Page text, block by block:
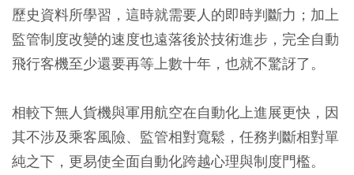
歷史資料所學習，這時就需要人的即時判斷力；加上
監管制度改變的速度也遠落後於技術進步，完全自動
飛行客機至少還要再等上數十年，也就不驚訝了。
相較下無人貨機與軍用航空在自動化上進展更快，因
其不涉及乘客風險、監管相對寬鬆，任務判斷相對單
純之下，更易使全面自動化跨越心理與制度門檻。